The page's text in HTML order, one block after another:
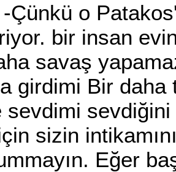
o Patakos'un
bir insan
savaş
girdimi Bir
sevdimi
sizin
Eğer